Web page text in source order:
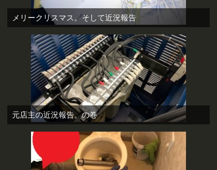
メリークリスマス。そして近況報告
元店主の近況報告。の巻